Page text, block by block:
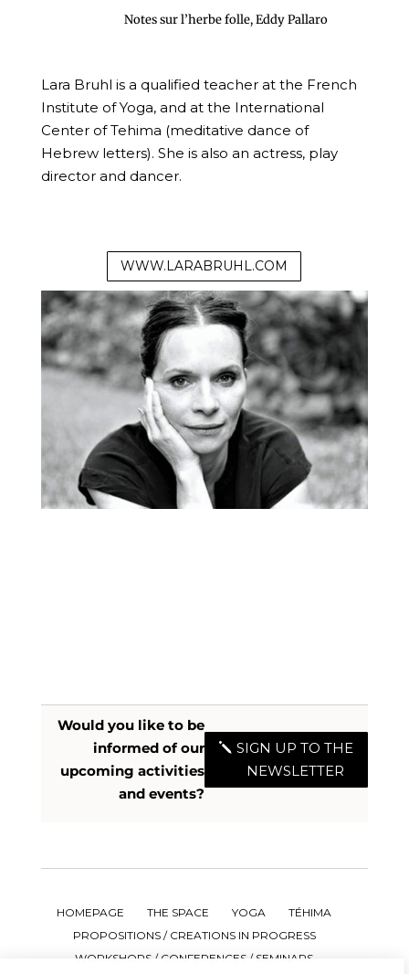
Notes sur l’herbe folle, Eddy Pallaro
Lara Bruhl is a qualified teacher at the French
Institute of Yoga, and at the International
Center of Tehima (meditative dance of
Hebrew letters). She is also an actress, play
director and dancer.
WWW.LARABRUHL.COM
Would you like to be
informed of our
upcoming activities
and events?
SIGN UP TO THE
NEWSLETTER
HOMEPAGE THE SPACE YOGA
TÉHIMA
PROPOSITIONS / CREATIONS IN PROGRESS
WORKSHOPS / CONFERENCES / SEMINARS